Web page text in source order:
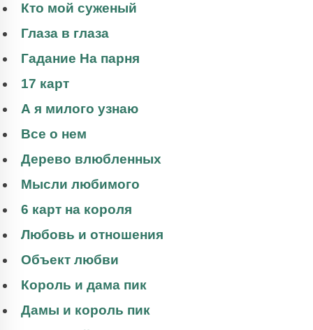
Кто мой суженый
Глаза в глаза
Гадание На парня
17 карт
А я милого узнаю
Все о нем
Дерево влюбленных
Мысли любимого
6 карт на короля
Любовь и отношения
Объект любви
Король и дама пик
Дамы и король пик